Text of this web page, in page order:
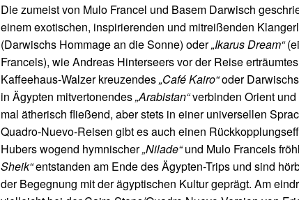
Die zumeist von Mulo Francel und Basem Darwisch
einem exotischen, inspirierenden und mitreißenden
(Darwischs Hommage an die Sonne) oder„Ikarus Dream“
Francels), wie Andreas Hinterseers vor der Reise
Kaffeehaus-Walzer kreuzendes„Café Kairo“oder
in Ägypten mitvertonendes„Arabistan“verbinden Orient
mal ätherisch fließend, aber stets in einer universellen
Quadro-Nuevo-Reisen gibt es auch einen
Hubers wogend hymnischer„Nilade“und Mulo Francels
Sheik“entstanden am Ende des Ägypten-Trips und sind
der Begegnung mit der ägyptischen Kultur geprägt. Am